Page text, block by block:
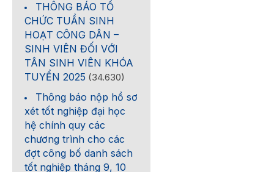
THÔNG BÁO TỔ
CHỨC TUẦN SINH
HOẠT CÔNG DÂN –
SINH VIÊN ĐỐI VỚI
TÂN SINH VIÊN KHÓA
TUYỂN 2025 (34.630)
Thông báo nộp hồ sơ
xét tốt nghiệp đại học
hệ chính quy các
chương trình cho các
đợt công bố danh sách
tốt nghiệp tháng 9, 10